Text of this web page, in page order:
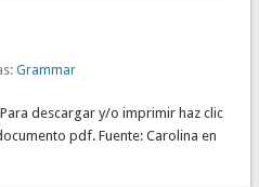
Grammar
descargar y/o imprimir haz clic
pdf. Fuente: Carolina en